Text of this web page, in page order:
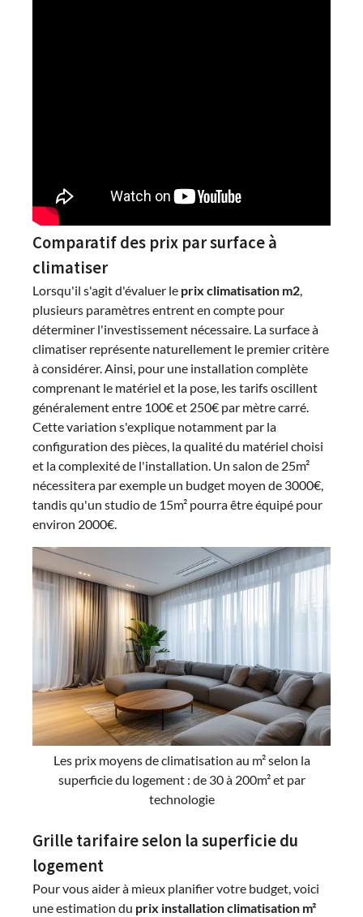
Comparatif des prix par surface à
climatiser
Lorsqu'il s'agit d'évaluer le prix climatisation m2,
plusieurs paramètres entrent en compte pour
déterminer l'investissement nécessaire. La surface à
climatiser représente naturellement le premier critère
à considérer. Ainsi, pour une installation complète
comprenant le matériel et la pose, les tarifs oscillent
généralement entre 100€ et 250€ par mètre carré.
Cette variation s'explique notamment par la
configuration des pièces, la qualité du matériel choisi
et la complexité de l'installation. Un salon de 25m²
nécessitera par exemple un budget moyen de 3000€,
tandis qu'un studio de 15m² pourra être équipé pour
environ 2000€.
Les prix moyens de climatisation au m² selon la
superficie du logement : de 30 à 200m² et par
technologie
Grille tarifaire selon la superficie du
logement
Pour vous aider à mieux planifier votre budget, voici
une estimation du prix installation climatisation m²